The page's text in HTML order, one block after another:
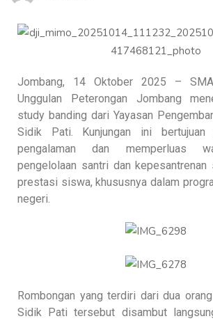
Jombang, 14 Oktober 2025 –
Unggulan Peterongan Jombang
study banding dari Yayasan
Sidik Pati. Kunjungan ini bertujuan
pengalaman dan memperluas
pengelolaan santri dan kepesantrenan
prestasi siswa, khususnya dalam
negeri.
Rombongan yang terdiri dari dua
Sidik Pati tersebut disambut